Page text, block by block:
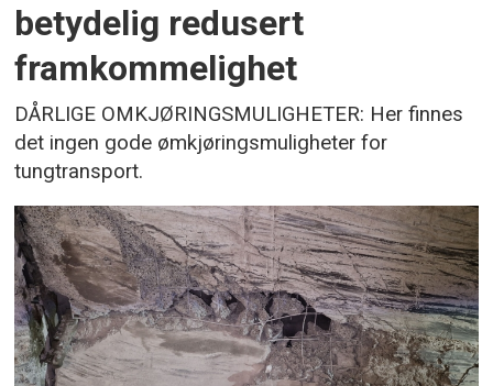
betydelig redusert
framkommelighet
DÅRLIGE OMKJØRINGSMULIGHETER: Her finnes
det ingen gode ømkjøringsmuligheter for
tungtransport.